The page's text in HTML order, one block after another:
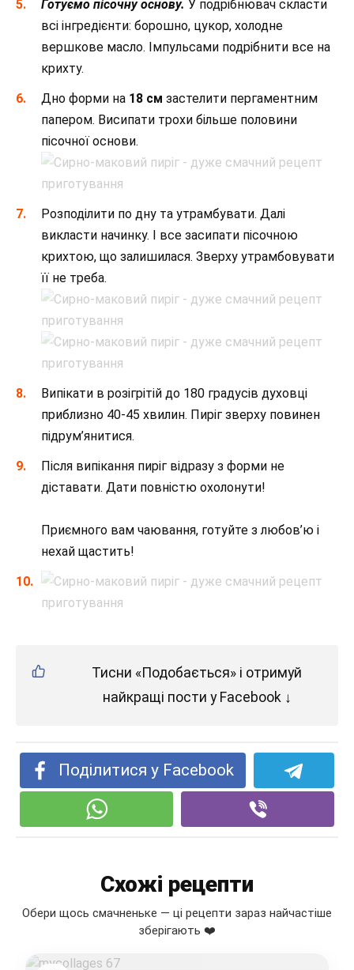
Готуємо пісочну основу. У подрібнювач скласти
всі інгредієнти: борошно, цукор, холодне
вершкове масло. Імпульсами подрібнити все на
крихту.
Дно форми на 18 см застелити пергаментним
папером. Висипати трохи більше половини
пісочної основи.
Розподілити по дну та утрамбувати. Далі
викласти начинку. І все засипати пісочною
крихтою, що залишилася. Зверху утрамбовувати
її не треба.
Випікати в розігрітій до 180 градусів духовці
приблизно 40-45 хвилин. Пиріг зверху повинен
підрум’янитися.
Після випікання пиріг відразу з форми не
діставати. Дати повністю охолонути!
Приємного вам чаювання, готуйте з любов’ю і
нехай щастить!
Тисни «Подобається» і отримуй
найкращі пости у Facebook ↓
Поділитися у Facebook
Схожі рецепти
Обери щось смачненьке — ці рецепти зараз найчастіше
зберігають ❤️